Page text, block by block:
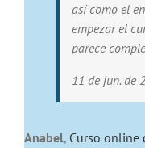
así como el
empezar el
parece
11 de jun. de
Anabel, Curso online